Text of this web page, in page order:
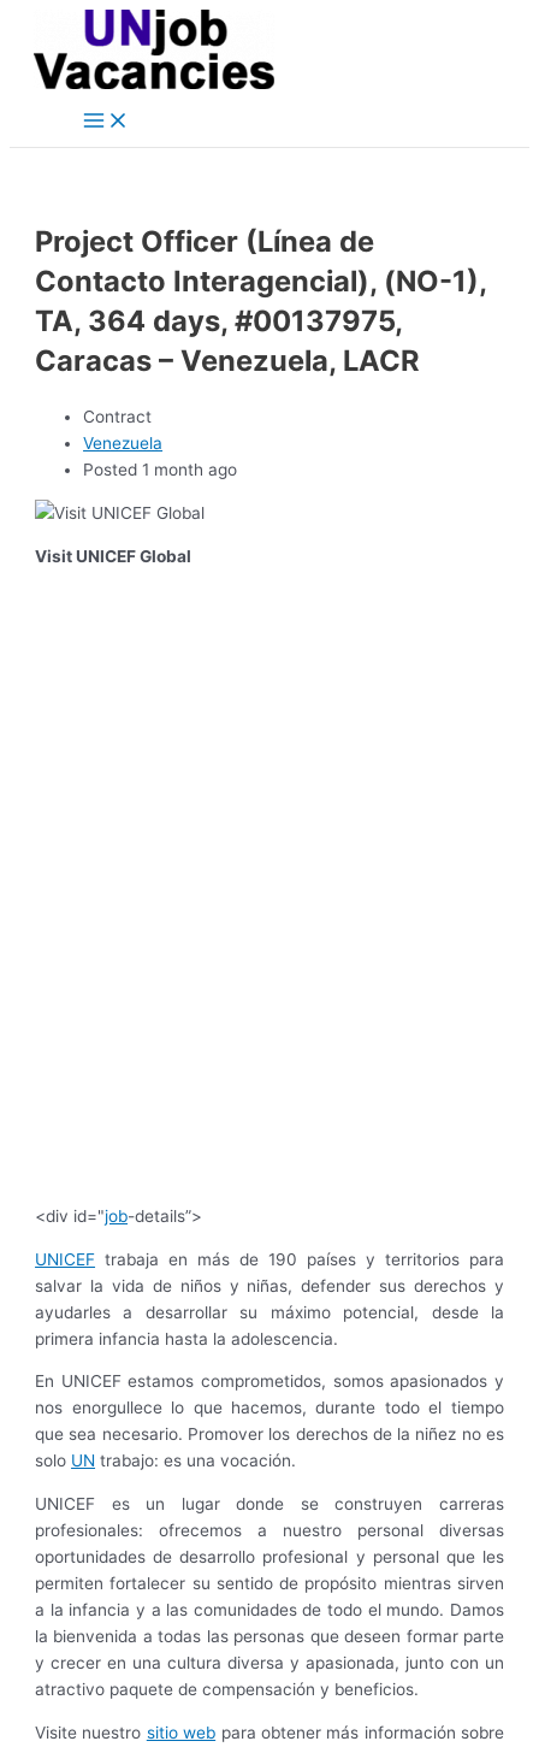
content
Main
Project Officer (Línea de
Contacto Interagencial), (NO-1),
TA, 364 days, #00137975,
Caracas – Venezuela, LACR
Contract
Venezuela
Posted 1 month ago
Visit UNICEF Global
<div id="job-details”>
UNICEF trabaja en más de 190 países y territorios para
salvar la vida de niños y niñas, defender sus derechos y
ayudarles a desarrollar su máximo potencial, desde la
primera infancia hasta la adolescencia.
En UNICEF estamos comprometidos, somos apasionados y
nos enorgullece lo que hacemos, durante todo el tiempo
que sea necesario. Promover los derechos de la niñez no es
solo UN trabajo: es una vocación.
UNICEF es un lugar donde se construyen carreras
profesionales: ofrecemos a nuestro personal diversas
oportunidades de desarrollo profesional y personal que les
permiten fortalecer su sentido de propósito mientras sirven
a la infancia y a las comunidades de todo el mundo. Damos
la bienvenida a todas las personas que deseen formar parte
y crecer en una cultura diversa y apasionada, junto con un
atractivo paquete de compensación y beneficios.
Visite nuestro sitio web para obtener más información sobre
navigation